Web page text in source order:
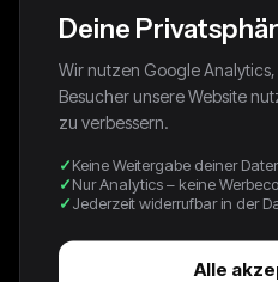
NIKE VINTAGE *PREMIUM*
TRACKPANTS | L
78,00 €
Deine
Wir nutzen Google
Besucher unsere Website
zu verbessern.
Keine Weitergabe deiner
Nur Analytics – keine
Jederzeit widerrufbar in der
Alle